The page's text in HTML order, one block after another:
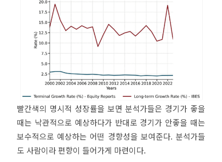
빨간색의 명시적 성장률을 보면 분석가들은 경기가 좋을
때는 낙관적으로 예상하다가 반대로 경기가 안좋을 때는
보수적으로 예상하는 어떤 경향성을 보여준다. 분석가들
도 사람이라 편향이 들어가게 마련이다.